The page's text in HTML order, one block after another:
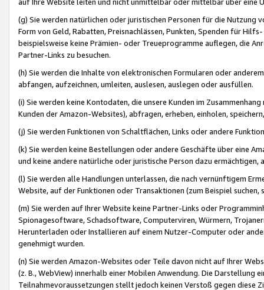
(g) Sie werden natürlichen oder juristischen Personen für die Nutzung
Form von Geld, Rabatten, Preisnachlässen, Punkten, Spenden für
beispielsweise keine Prämien- oder Treueprogramme auflegen, die
Partner-Links zu besuchen.
(h) Sie werden die Inhalte von elektronischen Formularen oder
abfangen, aufzeichnen, umleiten, auslesen, auslegen oder ausfüllen.
(i) Sie werden keine Kontodaten, die unsere Kunden im
Kunden der Amazon-Websites), abfragen, erheben, einholen,
(j) Sie werden Funktionen von Schaltflächen, Links oder andere
(k) Sie werden keine Bestellungen oder andere Geschäfte über eine
und keine andere natürliche oder juristische Person dazu
(l) Sie werden alle Handlungen unterlassen, die nach vernünftigem
Website, auf der Funktionen oder Transaktionen (zum Beispiel
(m) Sie werden auf Ihrer Website keine Partner-Links oder
Spionagesoftware, Schadsoftware, Computerviren, Würmern,
Herunterladen oder Installieren auf einem Nutzer-Computer oder
genehmigt wurden.
(n) Sie werden Amazon-Websites oder Teile davon nicht auf Ihrer
(z. B., WebView) innerhalb einer Mobilen Anwendung. Die Darstellung
Teilnahmevoraussetzungen stellt jedoch keinen Verstoß gegen diese